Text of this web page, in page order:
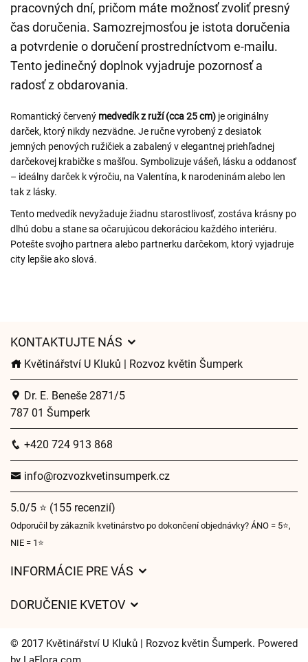
pracovných dní, pričom máte možnosť zvoliť presný
čas doručenia. Samozrejmosťou je istota doručenia
a potvrdenie o doručení prostredníctvom e-mailu.
Tento jedinečný doplnok vyjadruje pozornosť a
radosť z obdarovania.
Romantický červený medvedík z ruží (cca 25 cm) je originálny
darček, ktorý nikdy nezvädne. Je ručne vyrobený z desiatok
jemných penových ružičiek a zabalený v elegantnej priehľadnej
darčekovej krabičke s mašľou. Symbolizuje vášeň, lásku a oddanosť
– ideálny darček k výročiu, na Valentína, k narodeninám alebo len
tak z lásky.
Tento medvedík nevyžaduje žiadnu starostlivosť, zostáva krásny po
dlhú dobu a stane sa očarujúcou dekoráciou každého interiéru.
Potešte svojho partnera alebo partnerku darčekom, ktorý vyjadruje
city lepšie ako slová.
KONTAKTUJTE NÁS
Květinářství U Kluků | Rozvoz květin Šumperk
Dr. E. Beneše 2871/5
787 01 Šumperk
+420 724 913 868
info@rozvozkvetinsumperk.cz
5.0/5 ⭐ (155 recenzií)
Odporučil by zákazník kvetinárstvo po dokončení objednávky? ÁNO = 5⭐,
NIE = 1⭐
INFORMÁCIE PRE VÁS
Časy doručenia kvetov – prehľad možností
DORUČENIE KVETOV
Kam doručujeme kvety
© 2017 Květinářství U Kluků | Rozvoz květin Šumperk. Powered